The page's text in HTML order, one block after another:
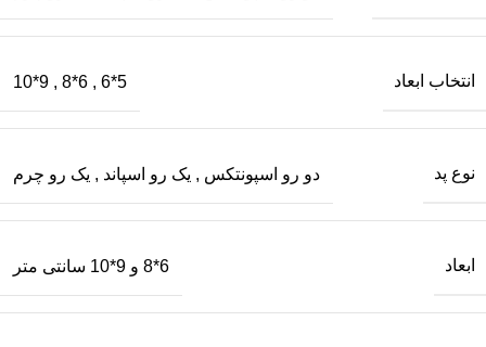
انتخاب ابعاد 5*6
,
6*8
,
9*10
نوع پد دو رو اسپونتکس , یک رو اسپاند , یک رو چرم
ابعاد 6*8 و 9*10 سانتی متر